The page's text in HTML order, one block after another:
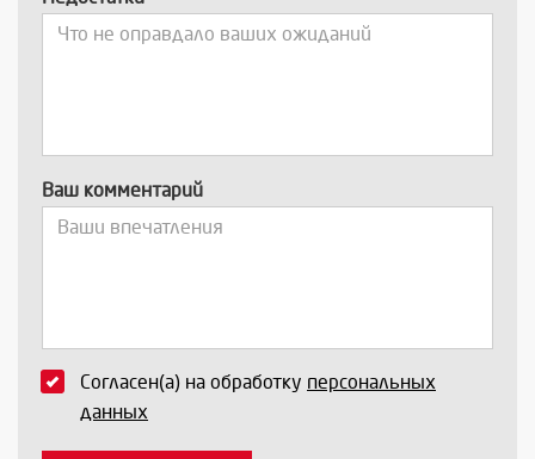
Ваш комментарий
Согласен(а) на обработку персональных
данных